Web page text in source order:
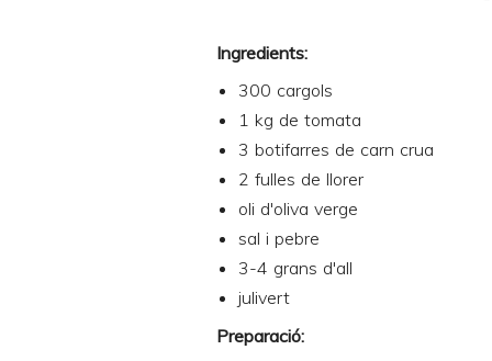
Ingredients:
300 cargols
1 kg de tomata
3 botifarres de carn crua
2 fulles de llorer
oli d'oliva verge
sal i pebre
3-4 grans d'all
julivert
Preparació: